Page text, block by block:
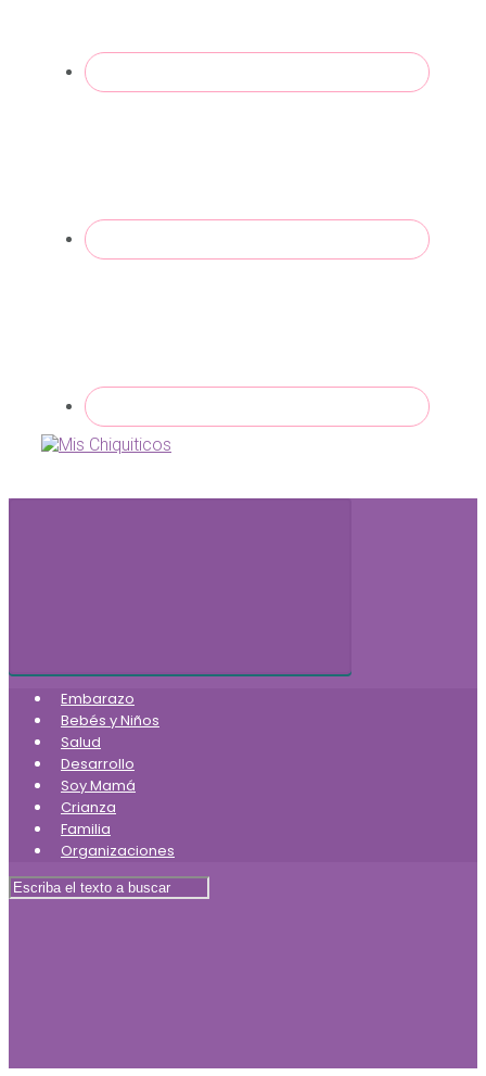
Embarazo
Bebés y Niños
Salud
Desarrollo
Soy Mamá
Crianza
Familia
Organizaciones